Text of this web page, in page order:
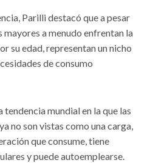
Parilli destacó que a pesar
mayores a menudo enfrentan la
su edad, representan un nicho
de consumo
tendencia mundial en la que las
no son vistas como una carga,
que consume, tiene
y puede autoemplearse.